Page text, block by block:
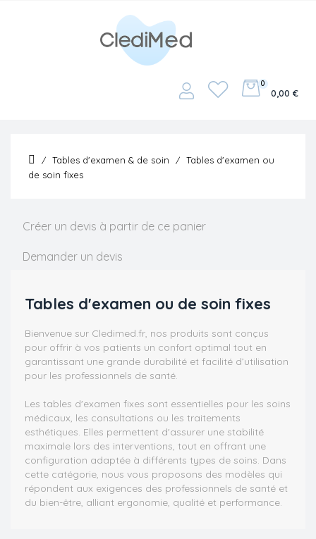
0
0,00 €
Tables d'examen & de soin
Tables d'examen ou
de soin fixes
Créer un devis à partir de ce panier
Demander un devis
Tables d'examen ou de soin fixes
Bienvenue sur Cledimed.fr, nos produits sont conçus
pour offrir à vos patients un confort optimal tout en
garantissant une grande durabilité et facilité d’utilisation
pour les professionnels de santé.
Les tables d'examen fixes sont essentielles pour les soins
médicaux, les consultations ou les traitements
esthétiques. Elles permettent d'assurer une stabilité
maximale lors des interventions, tout en offrant une
configuration adaptée à différents types de soins. Dans
cette catégorie, nous vous proposons des modèles qui
répondent aux exigences des professionnels de santé et
du bien-être, alliant ergonomie, qualité et performance.